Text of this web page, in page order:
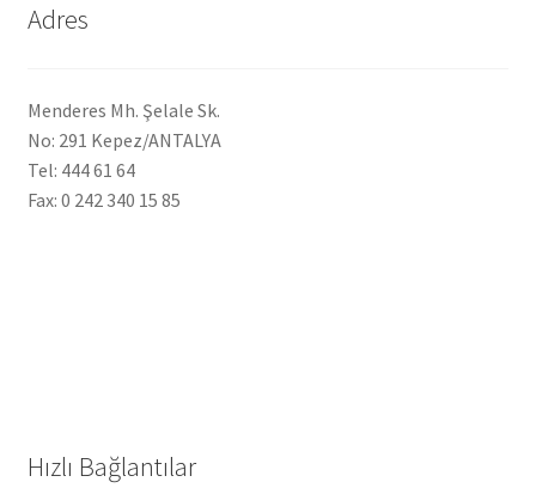
Adres
Menderes Mh. Şelale Sk.
No: 291 Kepez/ANTALYA
Tel: 444 61 64
Fax: 0 242 340 15 85
Hızlı Bağlantılar